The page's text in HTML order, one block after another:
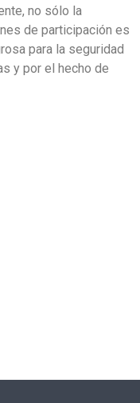
no sólo la
de participación es
para la seguridad
y por el hecho de